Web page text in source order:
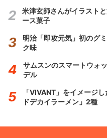
米津玄師さんがイラスト
ース菓子
明治「即攻元気」初のグ
ク味
サムスンのスマートウ
デル
「VIVANT」をイメージ
ドデカイラーメン」2種